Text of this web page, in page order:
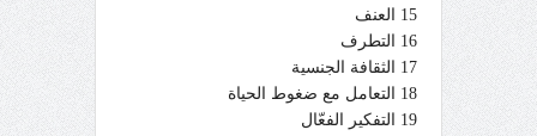
15 العنف
16 التطرف
17 الثقافة الجنسية
18 التعامل مع ضغوط الحياة
19 التفكير الفعّال